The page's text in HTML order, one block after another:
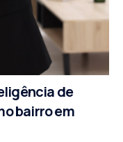
de
bairro em